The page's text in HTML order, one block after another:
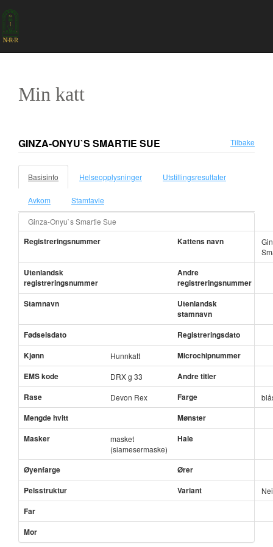
Min katt
GINZA-ONYU`S SMARTIE SUE Tilbake
Basisinfo Helseopplysninger Utstillingsresultater
Avkom Stamtavle
Ginza-Onyu`s Smartie Sue
Registreringsnummer Kattens navn
Utenlandsk
registreringsnummer
Andre
registreringsnummer
Stamnavn
Utenlandsk
stamnavn
Fødselsdato
Registreringsdato
Kjønn
Hunnkatt
Microchipnummer
EMS kode
DRX g 33
Andre titler
Rase
Devon Rex Farge
Mengde hvitt
Mønster
Masker
masket
(siamesermaske)
Hale
Øyenfarge
Ører
Pelsstruktur
Variant Nei
Far
Mor